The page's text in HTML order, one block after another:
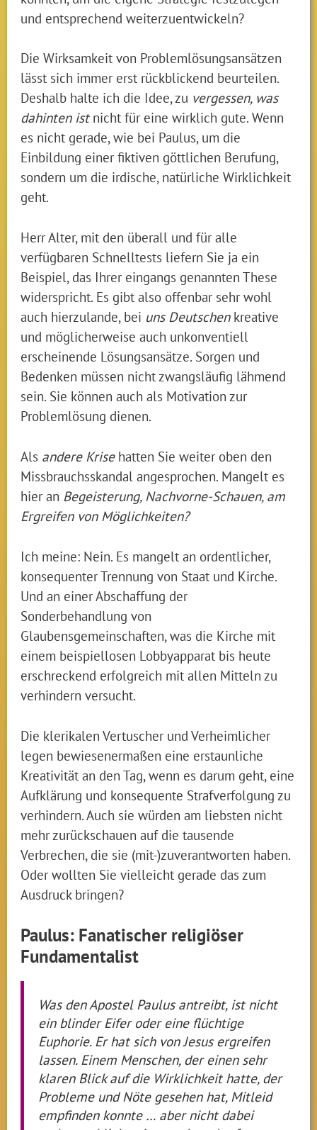
und entsprechend weiterzuentwickeln?
Die Wirksamkeit von Problemlösungsansätzen
lässt sich immer erst rückblickend beurteilen.
Deshalb halte ich die Idee, zu vergessen, was
dahinten ist nicht für eine wirklich gute. Wenn
es nicht gerade, wie bei Paulus, um die
Einbildung einer fiktiven göttlichen Berufung,
sondern um die irdische, natürliche Wirklichkeit
geht.
Herr Alter, mit den überall und für alle
verfügbaren Schnelltests liefern Sie ja ein
Beispiel, das Ihrer eingangs genannten These
widerspricht. Es gibt also offenbar sehr wohl
auch hierzulande, bei uns Deutschenkreative
und möglicherweise auch unkonventiell
erscheinende Lösungsansätze. Sorgen und
Bedenken müssen nicht zwangsläufig lähmend
sein. Sie können auch als Motivation zur
Problemlösung dienen.
Als andere Krise hatten Sie weiter oben den
Missbrauchsskandal angesprochen. Mangelt es
hier an Begeisterung, Nachvorne-Schauen, am
Ergreifen von Möglichkeiten?
Ich meine: Nein. Es mangelt an ordentlicher,
konsequenter Trennung von Staat und Kirche.
Und an einer Abschaffung der
Sonderbehandlung von
Glaubensgemeinschaften, was die Kirche mit
einem beispiellosen Lobbyapparat bis heute
erschreckend erfolgreich mit allen Mitteln zu
verhindern versucht.
Die klerikalen Vertuscher und Verheimlicher
legen bewiesenermaßen eine erstaunliche
Kreativität an den Tag, wenn es darum geht, eine
Aufklärung und konsequente Strafverfolgung zu
verhindern. Auch sie würden am liebsten nicht
mehr zurückschauen auf die tausende
Verbrechen, die sie (mit-)zuverantworten haben.
Oder wollten Sie vielleicht gerade das zum
Ausdruck bringen?
Paulus: Fanatischer religiöser
Fundamentalist
Was den Apostel Paulus antreibt, ist nicht
ein blinder Eifer oder eine flüchtige
Euphorie. Er hat sich von Jesus ergreifen
lassen. Einem Menschen, der einen sehr
klaren Blick auf die Wirklichkeit hatte, der
Probleme und Nöte gesehen hat, Mitleid
empfinden konnte … aber nicht dabei